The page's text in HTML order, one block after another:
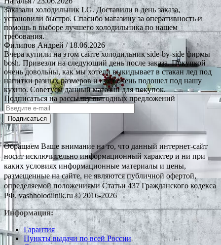
Заказали холодильник LG. Доставили в день заказа,
установили быстро. Спасибо магазину за оперативность и
помощь в выборе лучшего холодильника по нашем
требования.
Филипов Андрей / 18.06.2026
Вчера купили на этом сайте холодильник side-by-side фирмы
bosh. Привезли на следующий день после заказа. Покупкой
очень довольны, как мы хотели выкидывает в стакан лед под
напитки разных размеров и цвет очень подошел под нашу
кухню. Советуем данный магазин для покупок.
Подписаться на рассылку выгодных предложений
Подписаться
Обращаем Ваше внимание на то, что данный интернет-сайт
носит исключительно информационный характер и ни при
каких условиях информационные материалы и цены,
размещенные на сайте, не являются публичной офертой,
определяемой положениями Статьи 437 Гражданского кодекса
РФ. vashholodilnik.ru © 2016-2026
Информация:
Гарантия
Пункты выдачи по всей России